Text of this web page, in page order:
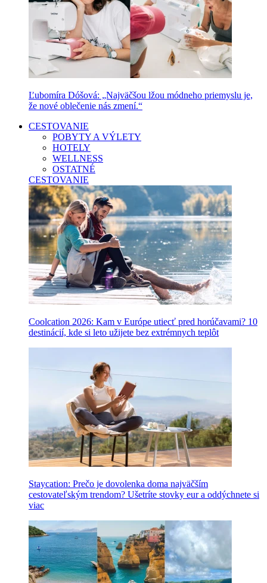
Ľubomíra Dóšová: „Najväčšou lžou módneho priemyslu je,
že nové oblečenie nás zmení.“
CESTOVANIE
POBYTY A VÝLETY
HOTELY
WELLNESS
OSTATNÉ
CESTOVANIE
Coolcation 2026: Kam v Európe utiecť pred horúčavami? 10
destinácií, kde si leto užijete bez extrémnych teplôt
Staycation: Prečo je dovolenka doma najväčším
cestovateľským trendom? Ušetríte stovky eur a oddýchnete si
viac